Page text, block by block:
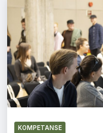
KOMPETANSE